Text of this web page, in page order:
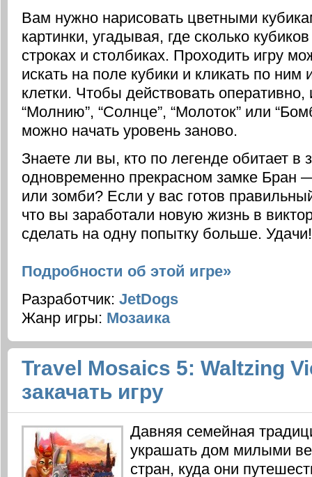
Вам нужно нарисовать цветными
картинки, угадывая, где сколько
строках и столбиках. Проходить игру
искать на поле кубики и кликать по ним
клетки. Чтобы действовать
“Молнию”, “Солнце”, “Молоток” или
можно начать уровень заново.
Знаете ли вы, кто по легенде обитает в
одновременно прекрасном замке Бран
или зомби? Если у вас готов
что вы заработали новую жизнь в
сделать на одну попытку больше. Удачи!
Подробности об этой игре»
Разработчик: JetDogs
Жанр игры: Мозаика
Travel Mosaics 5: Waltzing
закачать игру
Давняя семейная
украшать дом милыми
стран, куда они